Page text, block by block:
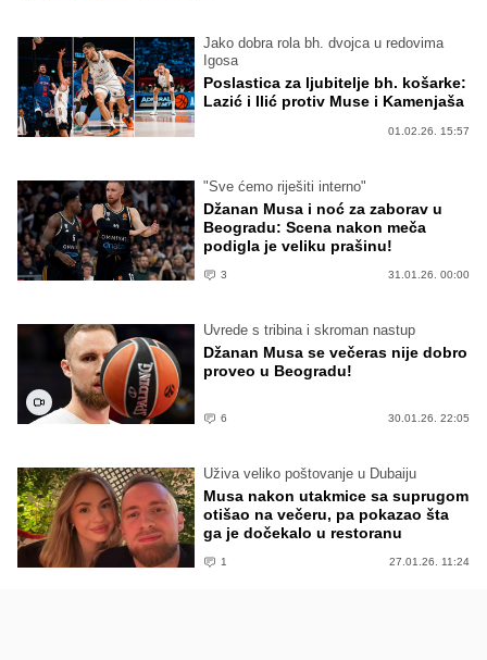
Jako dobra rola bh. dvojca u redovima
Igosa
Poslastica za ljubitelje bh. košarke:
Lazić i Ilić protiv Muse i Kamenjaša
01.02.26. 15:57
"Sve ćemo riješiti interno"
Džanan Musa i noć za zaborav u
Beogradu: Scena nakon meča
podigla je veliku prašinu!
3 31.01.26. 00:00
Uvrede s tribina i skroman nastup
Džanan Musa se večeras nije dobro
proveo u Beogradu!
6 30.01.26. 22:05
Uživa veliko poštovanje u Dubaiju
Musa nakon utakmice sa suprugom
otišao na večeru, pa pokazao šta
ga je dočekalo u restoranu
1 27.01.26. 11:24